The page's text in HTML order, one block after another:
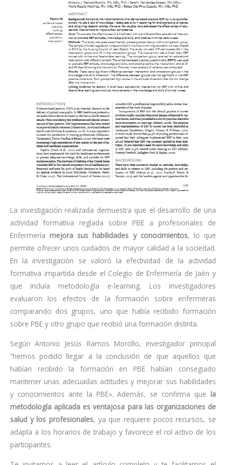
La investigación realizada demuestra que el desarrollo de una
actividad formativa reglada sobre PBE a profesionales de
Enfermería mejora sus habilidades y conocimientos, lo que
permite ofrecer unos cuidados de mayor calidad a la sociedad.
En la investigación se valoró la efectividad de la actividad
formativa impartida desde el Colegio de Enfermería de Jaén y
que incluía metodología e-learning. Los investigadores
evaluaron los efectos de la formación sobre enfermeras
comparando dos grupos, uno que había recibido formación
sobre PBE y otro grupo que recibió una formación distinta.
Según Antonio Jesús Ramos Morcillo, investigador principal
“hemos podido llegar a la conclusión de que aquellos que
habían recibido la formación en PBE habían conseguido
mantener unas adecuadas actitudes y mejorar sus habilidades
y conocimientos ante la PBE». Además, se confirma que la
metodología aplicada es ventajosa para las organizaciones de
salud y los profesionales, ya que requiere pocos recursos, se
adapta a los horarios de trabajo y favorece el rol activo de los
participantes.